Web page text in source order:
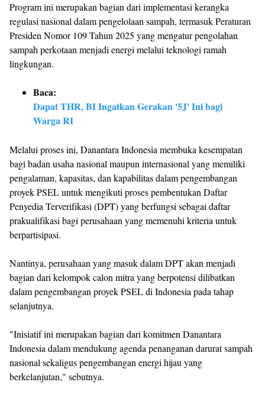
Program ini merupakan bagian dari implementasi kerangka
regulasi nasional dalam pengelolaan sampah, termasuk Peraturan
Presiden Nomor 109 Tahun 2025 yang mengatur pengolahan
sampah perkotaan menjadi energi melalui teknologi ramah
lingkungan.
Baca:
Dapat THR, BI Ingatkan Gerakan '5J' Ini bagi
Warga RI
Melalui proses ini, Danantara Indonesia membuka kesempatan
bagi badan usaha nasional maupun internasional yang memiliki
pengalaman, kapasitas, dan kapabilitas dalam pengembangan
proyek PSEL untuk mengikuti proses pembentukan Daftar
Penyedia Terverifikasi (DPT) yang berfungsi sebagai daftar
prakualifikasi bagi perusahaan yang memenuhi kriteria untuk
berpartisipasi.
Nantinya, perusahaan yang masuk dalam DPT akan menjadi
bagian dari kelompok calon mitra yang berpotensi dilibatkan
dalam pengembangan proyek PSEL di Indonesia pada tahap
selanjutnya.
"Inisiatif ini merupakan bagian dari komitmen Danantara
Indonesia dalam mendukung agenda penanganan darurat sampah
nasional sekaligus pengembangan energi hijau yang
berkelanjutan," sebutnya.